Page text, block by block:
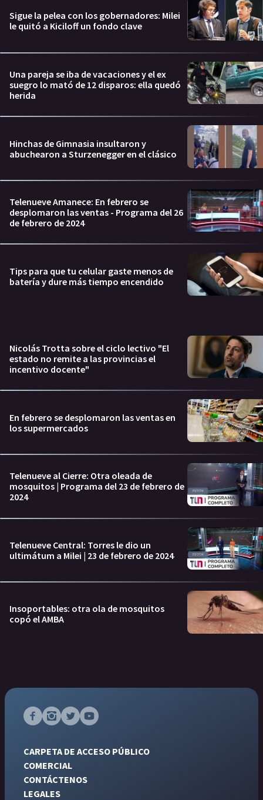
Sigue la pelea con los gobernadores: Milei
le quitó a Kiciloff un fondo clave
Una pareja se iba de vacaciones y el ex
suegro lo mató de 12 disparos: ella quedó
herida
Hinchas de Gimnasia insultaron y
abuchearon a Sturzenegger en el clásico
Telenueve Amanece: En febrero se
desplomaron las ventas - Programa del 26
de febrero de 2024
Tips para que tu celular gaste menos de
batería y dure más tiempo encendido
Nicolás Trotta sobre el ciclo lectivo "El
estado no remite a las provincias el
incentivo docente"
En febrero se desplomaron las ventas en
los supermercados
Telenueve al Cierre: Otra oleada de
mosquitos | Programa del 23 de febrero de
2024
Telenueve Central: Torres le dio un
ultimátum a Milei | 23 de febrero de 2024
Insoportables: otra ola de mosquitos
copó el AMBA
CARPETA DE ACCESO PÚBLICO
COMERCIAL
CONTÁCTENOS
LEGALES